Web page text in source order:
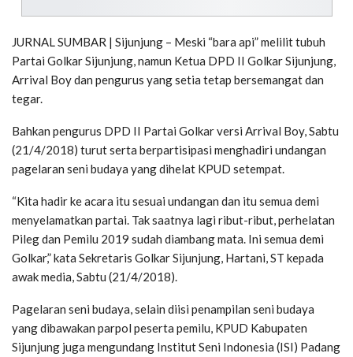
JURNAL SUMBAR | Sijunjung – Meski “bara api” melilit tubuh
Partai Golkar Sijunjung, namun Ketua DPD II Golkar Sijunjung,
Arrival Boy dan pengurus yang setia tetap bersemangat dan
tegar.
Bahkan pengurus DPD II Partai Golkar versi Arrival Boy, Sabtu
(21/4/2018) turut serta berpartisipasi menghadiri undangan
pagelaran seni budaya yang dihelat KPUD setempat.
“Kita hadir ke acara itu sesuai undangan dan itu semua demi
menyelamatkan partai. Tak saatnya lagi ribut-ribut, perhelatan
Pileg dan Pemilu 2019 sudah diambang mata. Ini semua demi
Golkar,” kata Sekretaris Golkar Sijunjung, Hartani, ST kepada
awak media, Sabtu (21/4/2018).
Pagelaran seni budaya, selain diisi penampilan seni budaya
yang dibawakan parpol peserta pemilu, KPUD Kabupaten
Sijunjung juga mengundang Institut Seni Indonesia (ISI) Padang